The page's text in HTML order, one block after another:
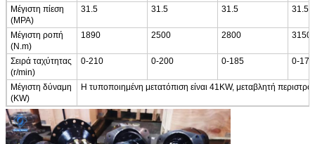
Μέγιστη πίεση
(MPA)
31.5 31.5 31.5 31.5
Μέγιστη ροπή
(N.m)
1890 2500 2800 3150
Σειρά ταχύτητας
(r/min)
0-210 0-200 0-185 0-170
Μέγιστη δύναμη
(KW)
Η τυποποιημένη μετατόπιση είναι 41KW, μεταβλητή